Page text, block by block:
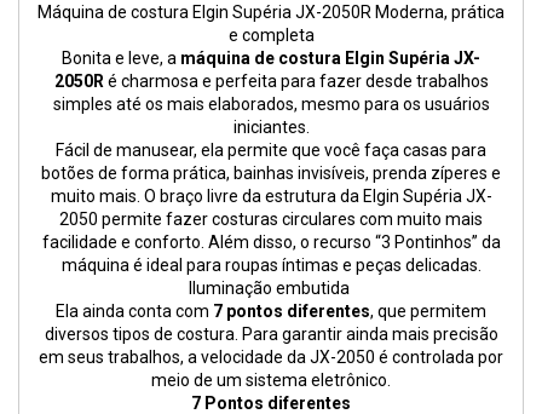
Máquina de costura Elgin Supéria JX-2050R Moderna, prática
e completa
Bonita e leve, a máquina de costura Elgin Supéria JX-
2050R é charmosa e perfeita para fazer desde trabalhos
simples até os mais elaborados, mesmo para os usuários
iniciantes.
Fácil de manusear, ela permite que você faça casas para
botões de forma prática, bainhas invisíveis, prenda zíperes e
muito mais. O braço livre da estrutura da Elgin Supéria JX-
2050 permite fazer costuras circulares com muito mais
facilidade e conforto. Além disso, o recurso “3 Pontinhos” da
máquina é ideal para roupas íntimas e peças delicadas.
Iluminação embutida
Ela ainda conta com 7 pontos diferentes, que permitem
diversos tipos de costura. Para garantir ainda mais precisão
em seus trabalhos, a velocidade da JX-2050 é controlada por
meio de um sistema eletrônico.
7 Pontos diferentes